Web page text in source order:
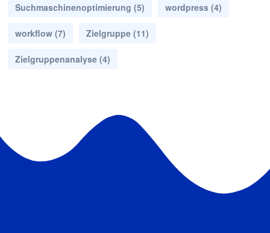
Suchmaschinenoptimierung (5) wordpress (4)
workflow (7) Zielgruppe (11)
Zielgruppenanalyse (4)